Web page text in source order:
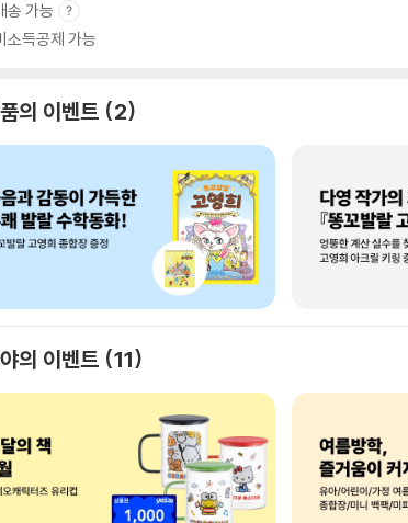
송 가능
소득공제 가능
의 이벤트 2
의 이벤트 11